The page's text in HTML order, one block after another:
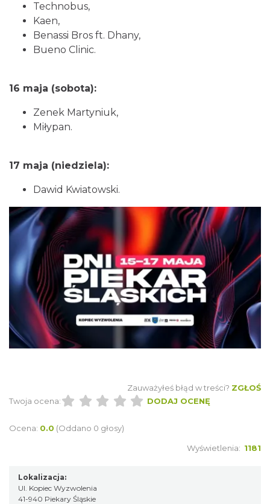
Śląsko Wilijo
Chorzów
Chorzów
Silesia Marathon 2026
Chorzów
2026-10-04
10.65 km
Technobus,
Kaen,
Benassi Bros ft. Dhany,
Bueno Clinic.
16 maja (sobota):
Zenek Martyniuk,
Miłypan.
17 maja (niedziela):
Dawid Kwiatowski.
Zauważyłeś błąd w treści? ZGŁOŚ
Twoja ocena:
DODAJ OCENĘ
Ocena: 0.0 (Oddano 0 głosy)
Wyświetlenia: 1181
Lokalizacja:
Ul. Kopiec Wyzwolenia
41-940 Piekary Śląskie